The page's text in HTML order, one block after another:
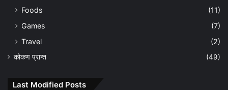
Foods
(11)
Games
(7)
Travel
(2)
कोकण प्रान्त (49)
Last Modified Posts